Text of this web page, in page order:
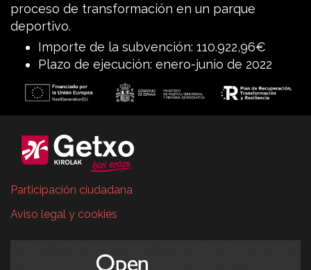
proceso de transformación en un parque
deportivo.
Importe de la subvención: 110.922,96€
Plazo de ejecución: enero-junio de 2022
Participación ciudadana
Aviso legal y cookies